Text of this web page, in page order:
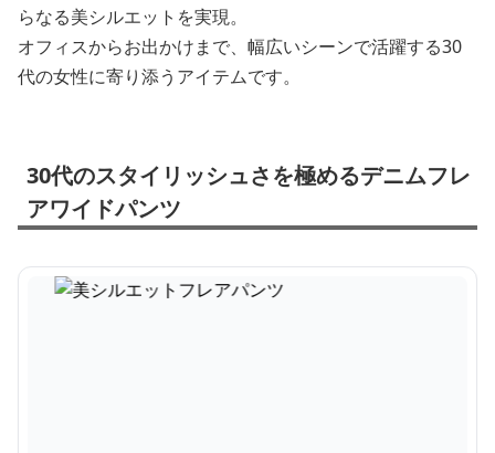
らなる美シルエットを実現。
オフィスからお出かけまで、幅広いシーンで活躍する30
代の女性に寄り添うアイテムです。
30代のスタイリッシュさを極めるデニムフレ
アワイドパンツ